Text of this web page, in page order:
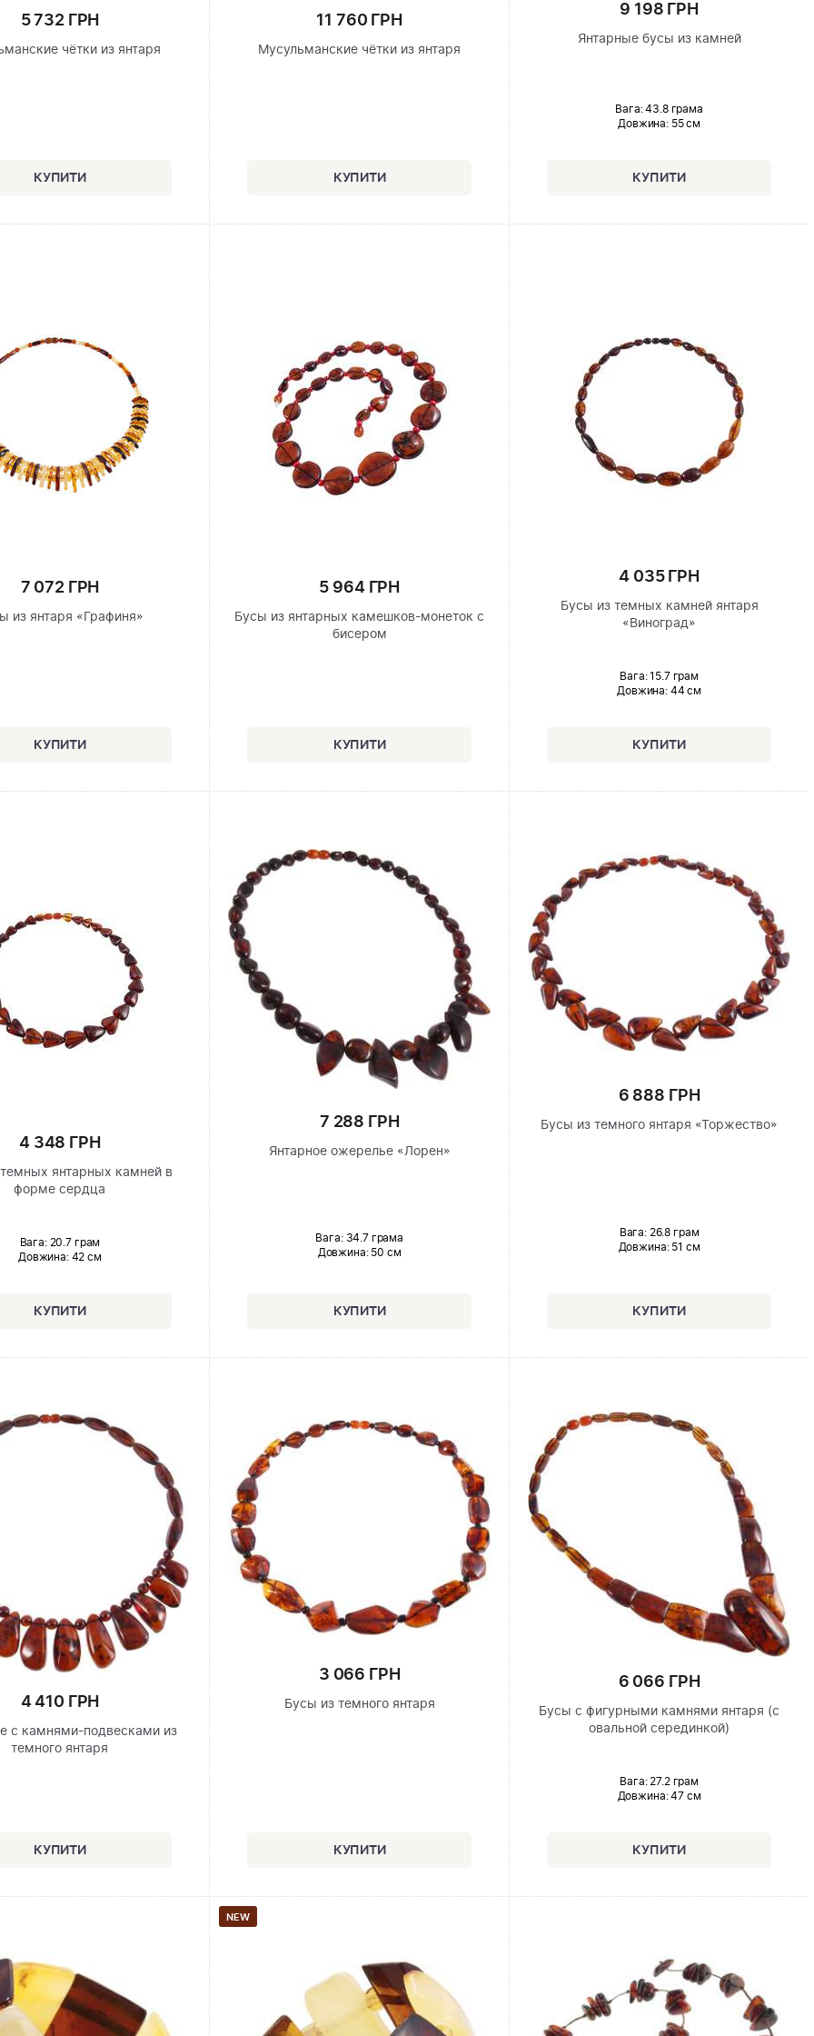
5 732 ГРН
чётки из янтаря
11 760 ГРН
Мусульманские чётки из янтаря
9 198 ГРН
Янтарные бусы из камней
Вага: 43.8 грама
Довжина:55 см
7 072 ГРН
из янтаря «Графиня»
5 964 ГРН
Бусы из янтарных камешков-монеток с
бисером
4 035 ГРН
Бусы из темных камней янтаря
«Виноград»
Вага: 15.7 грам
Довжина:44 см
4 348 ГРН
янтарных камней в
форме сердца
Вага: 20.7 грам
Довжина:42 см
7 288 ГРН
Янтарное ожерелье «Лорен»
Вага: 34.7 грама
Довжина:50 см
6 888 ГРН
Бусы из темного янтаря «Торжество»
Вага: 26.8 грам
Довжина:51 см
4 410 ГРН
с камнями-подвесками из
темного янтаря
3 066 ГРН
Бусы из темного янтаря
6 066 ГРН
Бусы с фигурными камнями янтаря (с
овальной серединкой)
Вага: 27.2 грам
Довжина:47 см
NEW